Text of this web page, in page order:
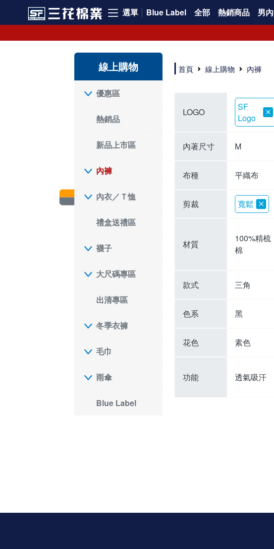
選單 Blue Label 全部 熱銷商品 男
線上購物
優惠區
熱銷品
新品上市區
內褲
內衣／Ｔ恤
禮盒送禮區
襪子
大尺碼專區
出清專區
冬季衣褲
毛巾
雨傘
Blue Label
選擇內褲、平口褲、純棉內褲首重品質。舒適、透氣的內褲、平口褲、純棉內褲能影響健康，須謹慎挑選。三花內褲透氣不悶，值得信賴！
三花內褲、平口褲、純棉內褲50年來持續升級，符合人體工學設計，柔軟無勒痕的鬆緊帶。三花內褲是肌膚好友，口碑熱銷！
選擇內褲首重品質。三花內褲50年來不斷升級，證明其卓越品質。符合人體工學剪裁，柔軟無痕鬆緊帶，是必買首選。兼具品質與外型，與肌膚零感接觸，穿著舒適，看來有質感。三花內褲設計獨特，質料優良，專業剪裁，呵護肌膚。新鮮高品質棉材製成，多款選擇，耐洗耐穿，三花內褲絕對首選。
"內褲購買及使用經驗網友來信分享 近年來，我經常在大型連鎖賣場如佳瑪、美華泰等地看到三花內褲的展示。最近一兩年，甚至百貨公司及街頭店鋪都開始大量出現三花專櫃或專賣店。我猜測，這應該是三花在營運策略上的調整，才使得這些改變成為現實。 本來，三花內褲一直是消費者選購內褲時的熱門選項之一。內褲櫃點的增多使我更加注意到這個品牌，因此我在選購內褲時，特意多研究了一下三花內褲的設計。 先從內褲外層包裝談起，有些內褲有PP袋包裝，有些則沒有。雖然這是一件小事，但我發現朋友們中有人會介意內褲包裝沒有PP袋。他們認為沒有PP袋會使包裝不夠精美。對我來說，有PP袋確實能提升包裝的精緻度，但內褲不裝PP袋其實也算是環保。所以，這就看每個人對內褲包裝的需求和感受了。 每次購買內褲時，我都會特別帶一件五片式剪裁的內褲。三花的平口內褲被稱為全國第一件五片式剪裁內褲，這話應該不是隨便說說的，畢竟三花是一個擁有超過50年歷史的老品牌，專注於研發和改良內褲。當初，我覺得這種設計有些花俏，只是圖個新鮮買來試試，結果發現內褲多一片真的有其優勢，尤其是減少了內褲卡屁的次數。雖然這個狀況不可能完全消失，但大大增加了穿著的舒適度。 三花內褲的價格也在我能接受的範圍內，因此它逐漸成為我的心頭好。此外，內褲選購時的另一個重要因素是鬆緊帶。看內褲是否舊了，第一眼通常看鬆緊帶。故意或不小心露出內褲褲頭的時候，印象分數也是由鬆緊帶決定的。 很多內褲品牌強調鬆緊帶的造型及花樣，這類內褲非常適合一些特殊場合，如單身聯誼或約會時穿著，能夠加分不少。日常使用的內褲則建議選擇鬆緊帶不易鬆垮的，花樣其次。三花特別強調內褲鬆緊帶的耐洗度，而其他品牌鮮少提及這一點。 分場合選擇內褲是我的習慣。特殊場合內褲要講究一點，但平日則需要選擇鬆緊帶有保障的內褲。畢竟，內褲是每天陪伴我們超過12個小時的衣物，找到適合自己且耐洗耐穿高CP值的內褲才是最明智的選擇。 內褲畢竟是消耗品，定期更換非常重要。如果內褲沾染到髒污或處於潮濕的環境，就不應該撐太久。這是因為內褲長期接觸身體的重要部位，所以選擇和保養都要謹慎。 以上是我個人的內褲使用分享，並非業配，不代表任何人的立場。內褲還是要以自身體驗最為準確。希望大家都能找到適合自己的內褲，並多多支持台灣品牌。"
首頁 線上購物 內褲
LOGO
SF
Logo
內著尺寸 M
布種 平織布
剪裁 寬鬆
材質
100%精梳
棉
款式 三角
色系 黑
花色 素色
功能 透氣吸汗